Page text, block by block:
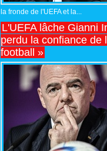
la fronde de l'UEFA et la...
L'UEFA lâche Gianni
perdu la confiance de
football »